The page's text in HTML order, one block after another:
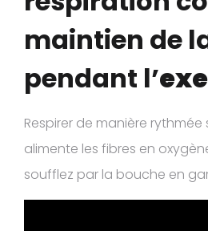
maintien de
pendant l’
Respirer de manière
alimente les fibres en
soufflez par la bouche en